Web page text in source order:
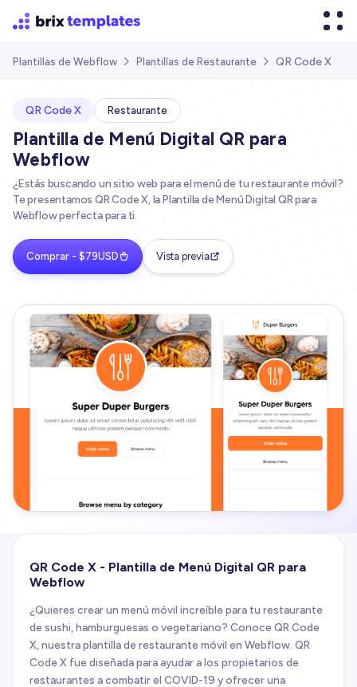
Plantillas de Webflow  Plantillas de Restaurante  QR Code X
QR Code X Restaurante
Plantilla de Menú Digital QR para
Webflow
¿Estás buscando un sitio web para el menú de tu restaurante móvil?
Te presentamos QR Code X, la Plantilla de Menú Digital QR para
Webflow perfecta para ti.
Comprar - $79USD Vista previa
QR Code X - Plantilla de Menú Digital QR para
Webflow
¿Quieres crear un menú móvil increíble para tu restaurante
de sushi, hamburguesas o vegetariano? Conoce QR Code
X, nuestra plantilla de restaurante móvil en Webflow. QR
Code X fue diseñada para ayudar a los propietarios de
restaurantes a combatir el COVID-19 y ofrecer una